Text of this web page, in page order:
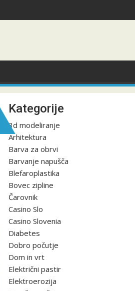
Kategorije
3d modeliranje
Arhitektura
Barva za obrvi
Barvanje napušča
Blefaroplastika
Bovec zipline
Čarovnik
Casino Slo
Casino Slovenia
Diabetes
Dobro počutje
Dom in vrt
Električni pastir
Elektroerozija